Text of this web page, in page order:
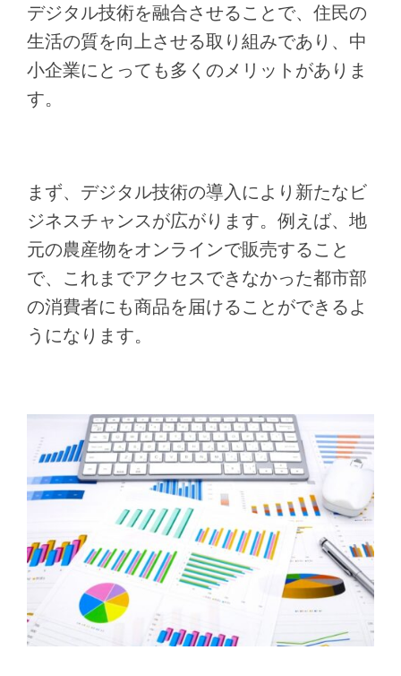
デジタル技術を融合させることで、住民の
生活の質を向上させる取り組みであり、中
小企業にとっても多くのメリットがありま
す。
まず、デジタル技術の導入により新たなビ
ジネスチャンスが広がります。例えば、地
元の農産物をオンラインで販売すること
で、これまでアクセスできなかった都市部
の消費者にも商品を届けることができるよ
うになります。